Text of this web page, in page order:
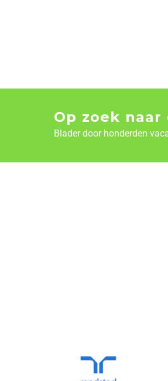
Op zoek naar
Blader door honderden